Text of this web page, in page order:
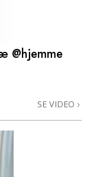
@hjemme
SE VIDEO